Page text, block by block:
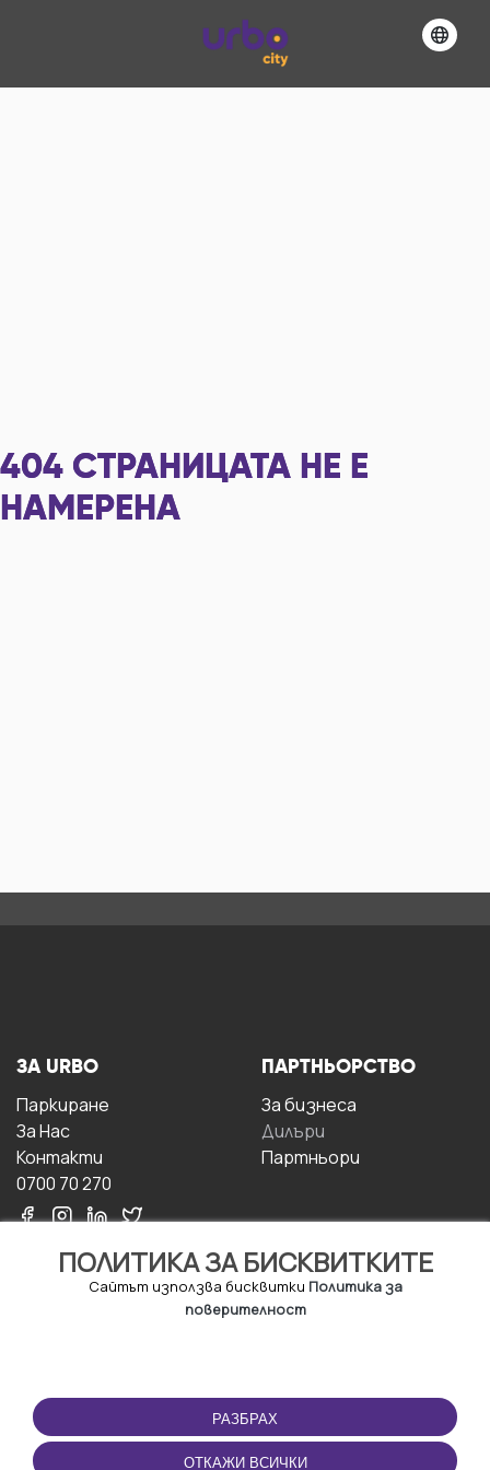
404 СТРАНИЦАТА НЕ Е
НАМЕРЕНА
ПОЛИТИКА ЗА БИСКВИТКИТЕ
Сайтът използва бисквитки Политика за
поверителност
РАЗБРАХ
ОТКАЖИ ВСИЧКИ
ЗА URBO
Паркиране
За Hас
Контакти
0700 70 270
ПАРТНЬОРСТВО
За бизнесa
Дилъри
Партньори
ПОЛЗВАНЕ
Правила и условия за
ползване
ПРИЛОЖЕНИЕТО